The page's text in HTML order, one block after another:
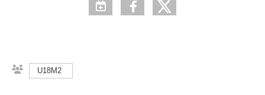
U18M2